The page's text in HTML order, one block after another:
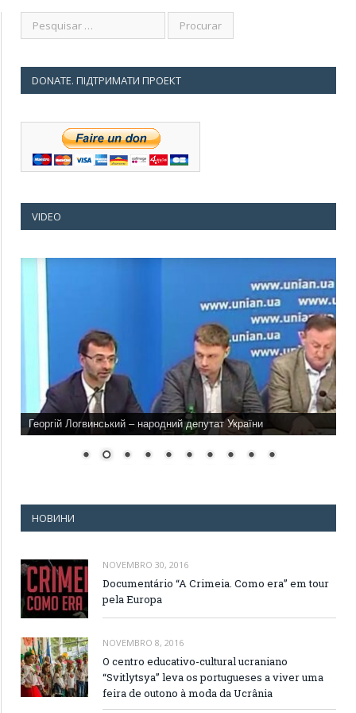
DONATE. ПІДТРИМАТИ ПРОЕКТ
VIDEO
Георгій Логвинський – народний депутат України
НОВИНИ
NOVEMBRO 30, 2016
Documentário “A Crimeia. Como era” em tour
pela Europa
NOVEMBRO 8, 2016
O centro educativo-cultural ucraniano
“Svitlytsya” leva os portugueses a viver uma
feira de outono à moda da Ucrânia